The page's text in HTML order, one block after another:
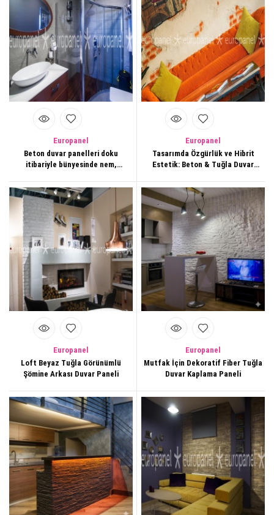
Europanel
Beton duvar panelleri doku
itibariyle bünyesinde nem,
oluşturmaz
Europanel
Tasarımda Özgürlük ve Hibrit
Estetik: Beton & Tuğla Duvar
Europanel
Loft Beyaz Tuğla Görünümlü
Şömine Arkası Duvar Paneli
Europanel
Mutfak İçin Dekoratif Fiber Tuğla
Duvar Kaplama Paneli